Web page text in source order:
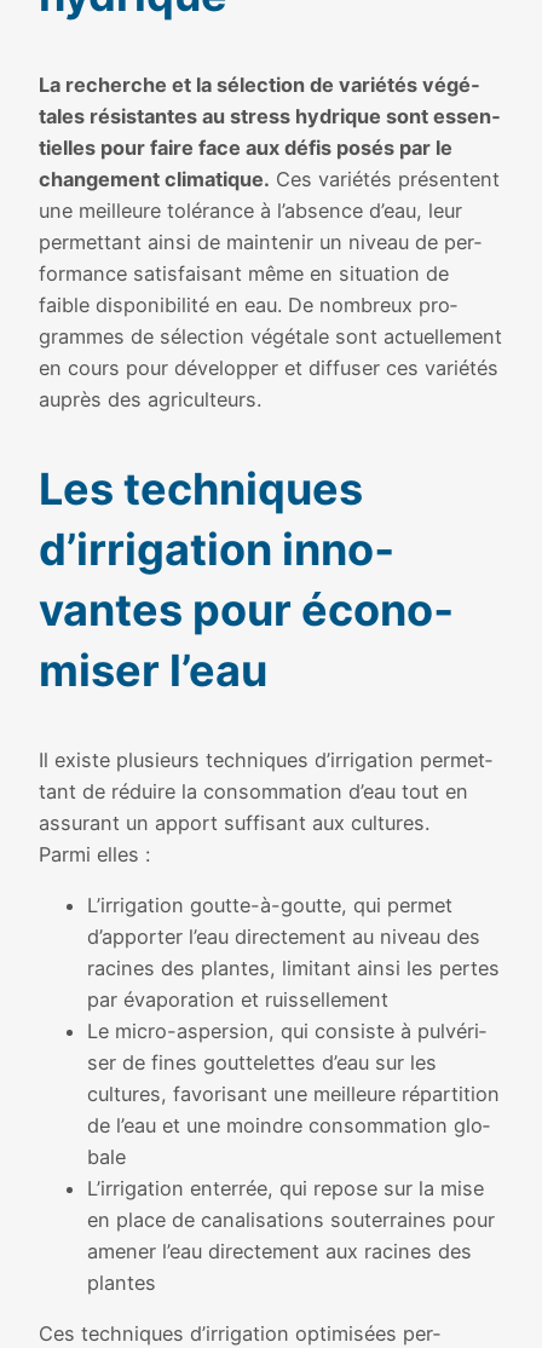
La recherche et la sélec­tion de varié­tés végé­
tales résis­tantes au stress hydrique sont essen­
tielles pour faire face aux défis posés par le
chan­ge­ment cli­ma­tique. Ces varié­tés pré­sentent
une meilleure tolé­rance à l’absence d’eau, leur
per­met­tant ain­si de main­te­nir un niveau de per­
for­mance satis­fai­sant même en situa­tion de
faible dis­po­ni­bi­li­té en eau. De nom­breux pro­
grammes de sélec­tion végé­tale sont actuel­le­ment
en cours pour déve­lop­per et dif­fu­ser ces varié­tés
auprès des agri­cul­teurs.
Les tech­niques
d’irrigation inno­
vantes pour éco­no­
mi­ser l’eau
Il existe plu­sieurs tech­niques d’irrigation per­met­
tant de réduire la consom­ma­tion d’eau tout en
assu­rant un apport suf­fi­sant aux cultures.
Parmi elles :
L’irrigation goutte-à-goutte, qui per­met
d’apporter l’eau direc­te­ment au niveau des
racines des plantes, limi­tant ain­si les pertes
par éva­po­ra­tion et ruis­sel­le­ment
Le micro-asper­sion, qui consiste à pul­vé­ri­
ser de fines gout­te­lettes d’eau sur les
cultures, favo­ri­sant une meilleure répar­ti­tion
de l’eau et une moindre consom­ma­tion glo­
bale
L’irrigation enter­rée, qui repose sur la mise
en place de cana­li­sa­tions sou­ter­raines pour
ame­ner l’eau direc­te­ment aux racines des
plantes
Ces tech­niques d’irrigation opti­mi­sées per­